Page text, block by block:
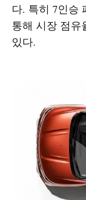
다. 특히 7인승
통해 시장 점유
있다.